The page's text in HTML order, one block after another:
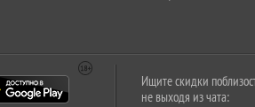
Ищите скидки
не выходя из чата: